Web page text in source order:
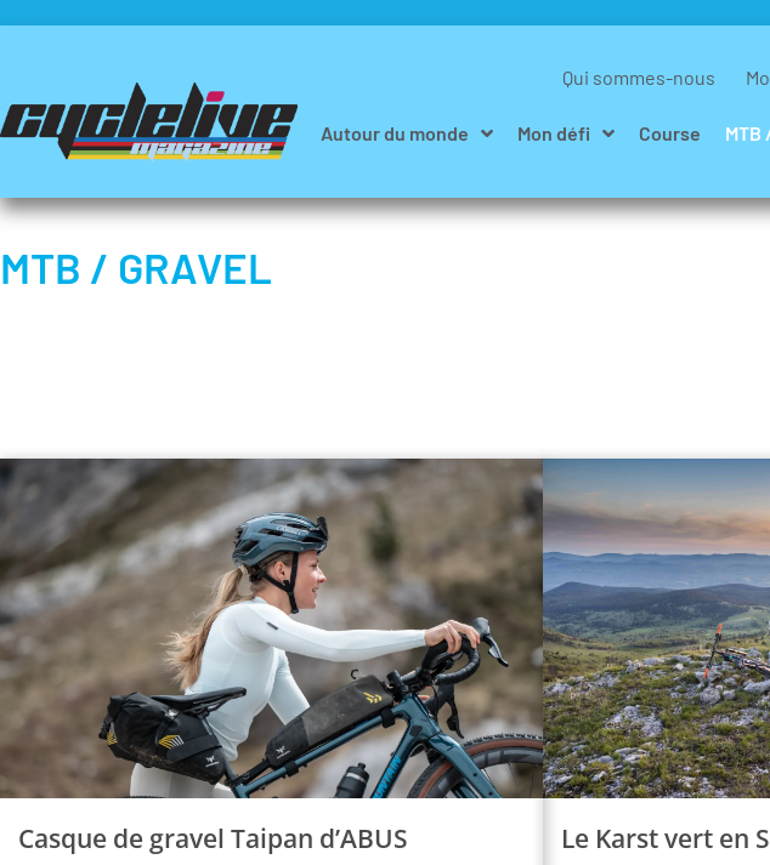
Qui sommes-nous
Autour du monde
Mon défi Course MTB
MTB / GRAVEL
Casque de gravel Taipan d’ABUS
Le Karst vert en